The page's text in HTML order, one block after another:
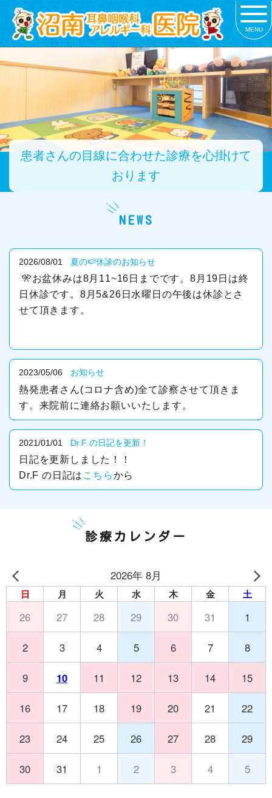
MENU
患者さんの目線に合わせた診療を心掛けて
おります
NEWS
2026/08/01 夏の🍉休診のお知らせ
🎌お盆休みは8月11~16日までです。8月19日は終
日休診です。8月5&26日水曜日の午後は休診とさ
せて頂きます。
2023/05/06 お知らせ
熱発患者さん(コロナ含め)全て診察させて頂きま
す。来院前に連絡お願いいたします。
2021/01/01 Dr.F の日記を更新！
日記を更新しました！！
Dr.F の日記は こちらから
診療カレンダー
2026年 8月
日 月 火 水 木 金 土
26 27 28 29 30 31 1
2 3 4 5 6 7 8
9 10 11 12 13 14 15
16 17 18 19 20 21 22
23 24 25 26 27 28 29
30 31 1 2 3 4 5